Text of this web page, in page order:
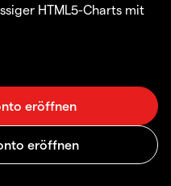
HTML5-Charts mit